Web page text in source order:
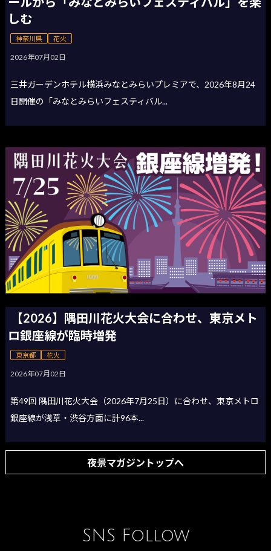
しむ
神奈川県 花火
2026年07月02日
三井ガーデンホテル横浜みなとみらいプレミアで、2026年8月24
日開催の「みなとみらいフェスティバル...
【2026】隅田川花火大会に合わせ、東京メト
ロ銀座線が臨時増発
東京都 花火
2026年07月02日
第49回 隅田川花火大会（2026年7月25日）に合わせ、東京メトロ
銀座線が浅草・渋谷方面に計96本...
夜景マガジントップへ
SNS Follow